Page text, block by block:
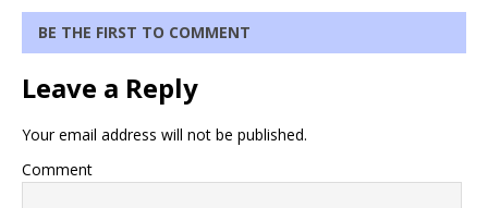
BE THE FIRST TO COMMENT
Leave a Reply
Your email address will not be published.
Comment